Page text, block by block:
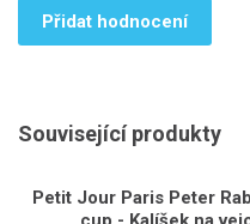
Přidat hodnocení
Související produkty
Petit Jour Paris Peter